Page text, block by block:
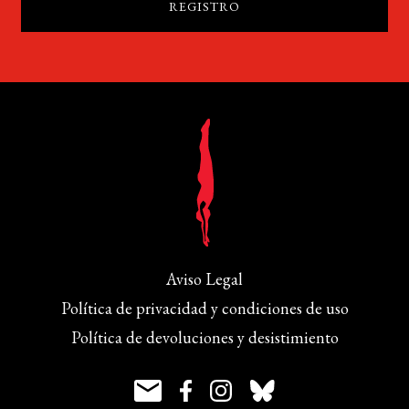
Aviso Legal
Política de privacidad y condiciones de uso
Política de devoluciones y desistimiento